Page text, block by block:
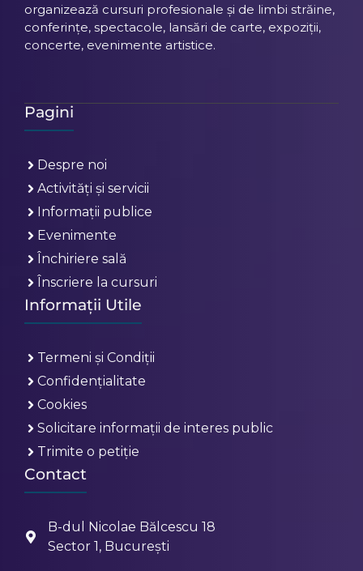
organizează cursuri profesionale și de limbi străine,
conferințe, spectacole, lansări de carte, expoziții,
concerte, evenimente artistice.
Pagini
Despre noi
Activități și servicii
Informații publice
Evenimente
Închiriere sală
Înscriere la cursuri
Informații Utile
Termeni și Condiții
Confidențialitate
Cookies
Solicitare informații de interes public
Trimite o petiție
Contact
B-dul Nicolae Bălcescu 18
Sector 1, București